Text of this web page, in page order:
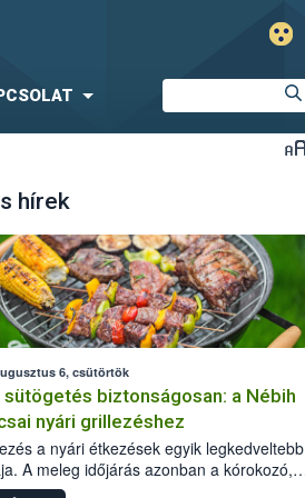
hírek
6, csütörtök
sütögetés biztonságosan: a Nébih
nyári grillezéshez
a nyári étkezések egyik legkedveltebb
A meleg időjárás azonban a kórokozó,
okozó baktériumok gyorsabb